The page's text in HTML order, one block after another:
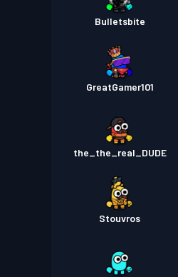
Bulletsbite
GreatGamer101
the_the_real_DUDE
Stouvros